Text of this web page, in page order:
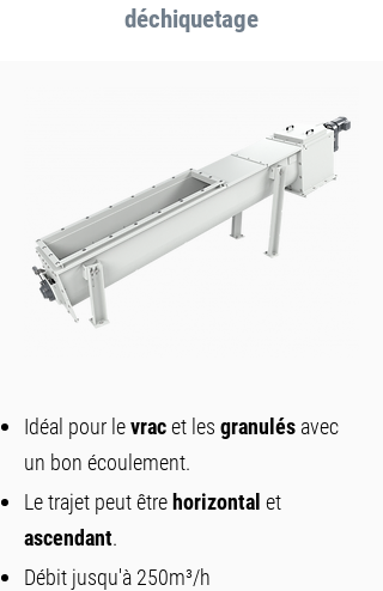
déchiquetage
Idéal pour levracet les granulés avec
un bon écoulement.
Le trajet peut être horizontal et
ascendant.
Débit jusqu'à 250m³/h